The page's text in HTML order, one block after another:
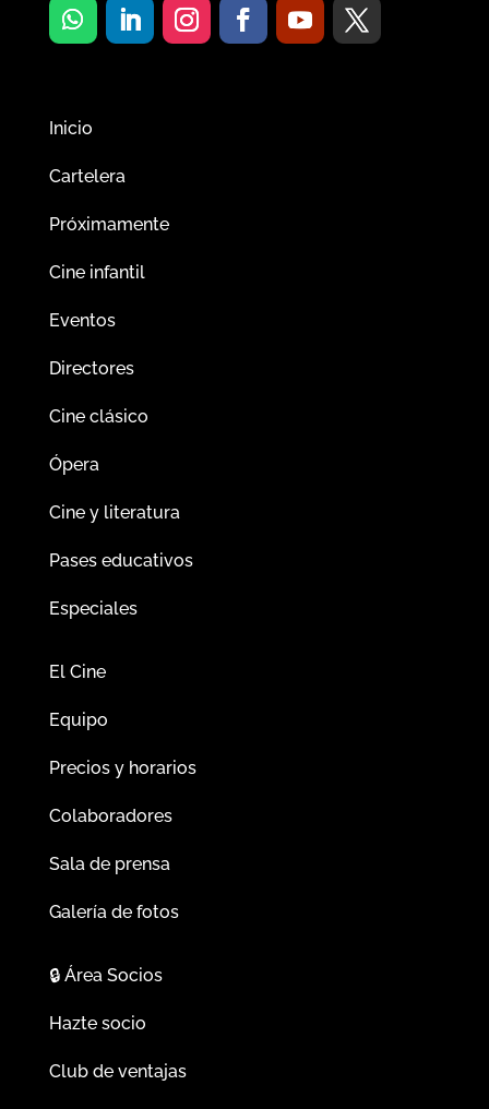
Inicio
Cartelera
Próximamente
Cine infantil
Eventos
Directores
Cine clásico
Ópera
Cine y literatura
Pases educativos
Especiales
El Cine
Equipo
Precios y horarios
Colaboradores
Sala de prensa
Galería de fotos
🔒Área Socios
Hazte socio
Club de ventajas